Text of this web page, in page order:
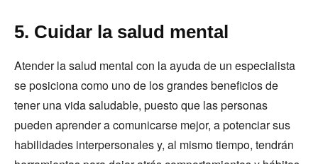
5. Cuidar la salud mental
Atender la salud mental con la ayuda de un especialista
se posiciona como uno de los grandes beneficios de
tener una vida saludable, puesto que las personas
pueden aprender a comunicarse mejor, a potenciar sus
habilidades interpersonales y, al mismo tiempo, tendrán